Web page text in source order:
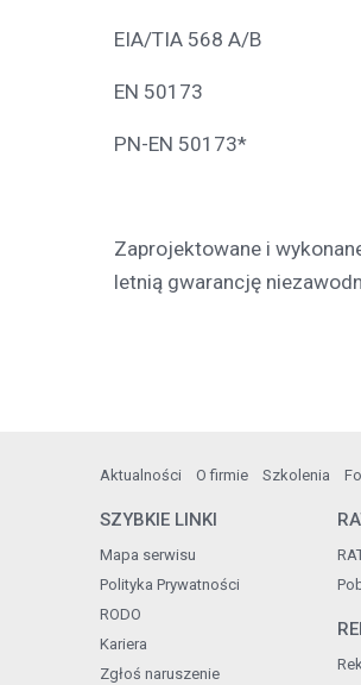
EIA/TIA 568 A/B
EN 50173
PN-EN 50173*
Zaprojektowane i
letnią gwarancję
Aktualności O firmie Szkolenia
SZYBKIE LINKI
Mapa serwisu
Polityka Prywatności
RODO
Kariera
Zgłoś naruszenie